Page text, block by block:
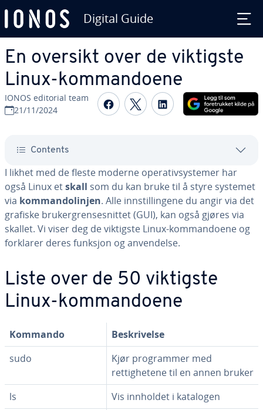
Digital Guide
En oversikt over de viktigste
Linux-kommandoene
IONOS editorial team
21/11/2024
Share on Facebook
Share on Twitter
Share on
Contents
I likhet med de fleste moderne operativsystemer har
også Linux etskall som du kan bruke til å styre systemet
via kommandolinjen. Alle innstillingene du angir via det
grafiske brukergrensesnittet (GUI), kan også gjøres via
skallet. Vi viser deg de viktigste Linux-kommandoene og
forklarer deres funksjon og anvendelse.
Liste over de 50 viktigste
Linux-kommandoene
Kommando
Beskrivelse
sudo
Kjør programmer med
rettighetene til en annen bruker
ls
Vis innholdet i katalogen